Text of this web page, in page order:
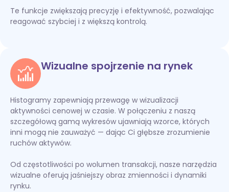
Te funkcje zwiększają precyzję i efektywność, pozwalając
reagować szybciej i z większą kontrolą.
Wizualne spojrzenie na rynek
Histogramy zapewniają przewagę w wizualizacji
aktywności cenowej w czasie. W połączeniu z naszą
szczegółową gamą wykresów ujawniają wzorce, których
inni mogą nie zauważyć — dając Ci głębsze zrozumienie
ruchów aktywów.
Od częstotliwości po wolumen transakcji, nasze narzędzia
wizualne oferują jaśniejszy obraz zmienności i dynamiki
rynku.